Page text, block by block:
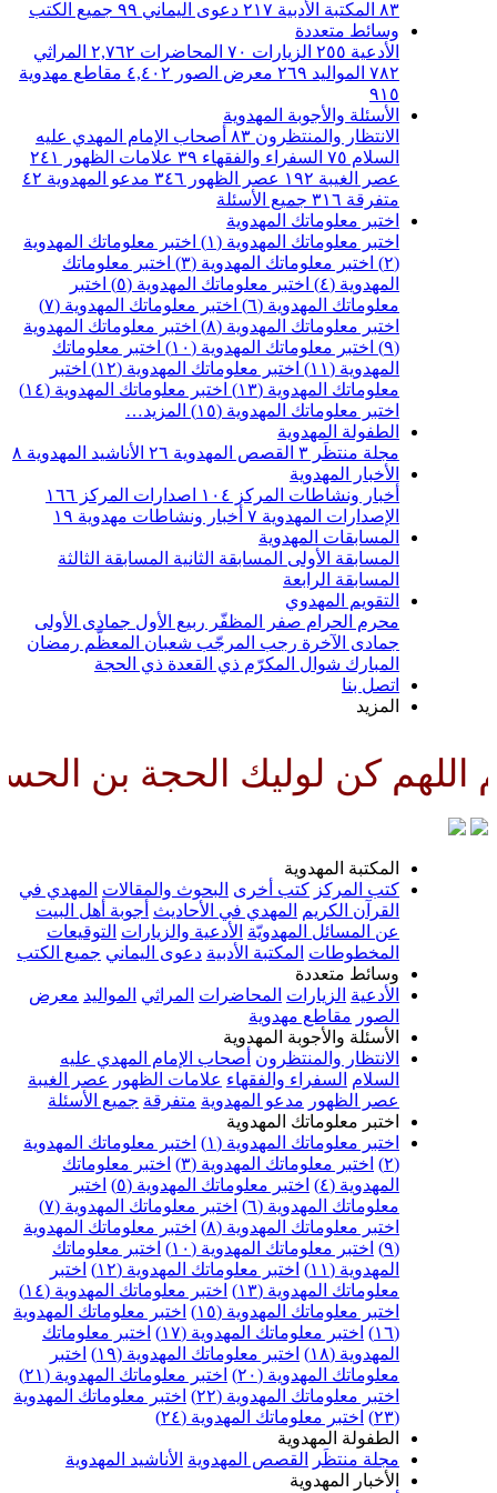
المكتبة الأدبية٢١٧ دعوى اليماني٩٩ جميع الكتب
وسائط متعددة
الزيارات٧٠ المحاضرات ٢,٧٦٢ المراثي
المواليد٢٦٩ معرض الصور٤,٤٠٢
مقاطع مهدوية
الأسئلة والأجوبة المهدوية
الانتظار والمنتظرون٨٣ أصحاب الإمام المهدي عليه
السفراء والفقهاء٣٩ علامات الظهور٢٤١
١٩٢ عصر الظهور٣٤٦ مدعو المهدوية٤٢
جميع الأسئلة
اختبر معلوماتك المهدوية
اختبر معلوماتك المهدوية (١)
اختبر معلوماتك المهدوية
اختبر معلوماتك المهدوية (٣)
اختبر معلوماتك
اختبر معلوماتك المهدوية (٥)
اختبر
معلوماتك المهدوية (٦)
اختبر معلوماتك المهدوية (٧)
اختبر معلوماتك المهدوية (٨)
اختبر معلوماتك المهدوية
اختبر معلوماتك المهدوية (١٠)
اختبر معلوماتك
اختبر معلوماتك المهدوية (١٢)
اختبر
معلوماتك المهدوية (١٣)
اختبر معلوماتك المهدوية (١٤)
اختبر معلوماتك المهدوية (١٥)
المزيد…
الطفولة المهدوية
مجلة منتظَر٣ القصص المهدوية٢٦ الأناشيد المهدوية٨
الأخبار المهدوية
أخبار ونشاطات المركز١٠٤ اصدارات المركز ١٦٦
الإصدارات المهدوية ٧ أخبار ونشاطات مهدوية١٩
المسابقات المهدوية
المسابقة الأولىالمسابقة الثانيةالمسابقة الثالثة
المسابقة الرابعة
التقويم المهدوي
محرم الحرامصفر المظفّرربيع الأولجمادى الأولى
جمادى الآخرةرجب المرجّبشعبان المعظّمرمضان
شوال المكرّمذي القعدةذي الحجة
الحجة بن الحسن صلواتك
المكتبة المهدوية
كتب المركز
كتب أخرى البحوث والمقالات المهدي في
القرآن الكريم المهدي في الأحاديث أجوبة أهل البيت
عن المسائل المهدويّة الأدعية والزيارات التوقيعات
المكتبة الأدبية دعوى اليماني جميع الكتب
وسائط متعددة
الزيارات المحاضرات المراثي المواليد
معرض
مقاطع مهدوية
الأسئلة والأجوبة المهدوية
الانتظار والمنتظرون
أصحاب الإمام المهدي عليه
السفراء والفقهاء علامات الظهور عصر الغيبة
مدعو المهدوية متفرقة جميع الأسئلة
اختبر معلوماتك المهدوية
اختبر معلوماتك المهدوية (١)
اختبر معلوماتك المهدوية
اختبر معلوماتك المهدوية (٣)
اختبر معلوماتك
اختبر معلوماتك المهدوية (٥)
اختبر
معلوماتك المهدوية (٦)
اختبر معلوماتك المهدوية (٧)
اختبر معلوماتك المهدوية (٨)
اختبر معلوماتك المهدوية
اختبر معلوماتك المهدوية (١٠)
اختبر معلوماتك
اختبر معلوماتك المهدوية (١٢)
اختبر
معلوماتك المهدوية (١٣)
اختبر معلوماتك المهدوية (١٤)
اختبر معلوماتك المهدوية (١٥)
اختبر معلوماتك المهدوية
اختبر معلوماتك المهدوية (١٧)
اختبر معلوماتك
اختبر معلوماتك المهدوية (١٩)
اختبر
معلوماتك المهدوية (٢٠)
اختبر معلوماتك المهدوية (٢١)
اختبر معلوماتك المهدوية (٢٢)
اختبر معلوماتك المهدوية
اختبر معلوماتك المهدوية (٢٤)
الطفولة المهدوية
مجلة منتظَر
القصص المهدوية الأناشيد المهدوية
الأخبار المهدوية